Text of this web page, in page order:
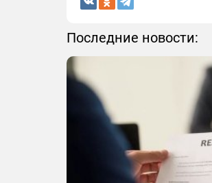
Последние новости: